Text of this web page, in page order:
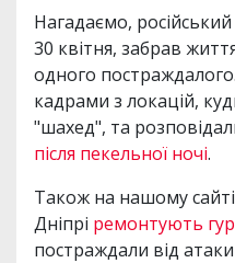
Нагадаємо,
30 квітня, забрав
одного
кадрами з локацій,
"шахед", та
після пекельної ночі.
Також на нашому
Дніпрі ремонтують
постраждали від атаки